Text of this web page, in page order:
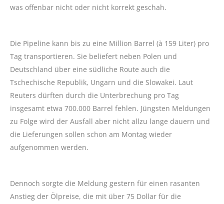
was offenbar nicht oder nicht korrekt geschah.
Die Pipeline kann bis zu eine Million Barrel (à 159 Liter) pro
Tag transportieren. Sie beliefert neben Polen und
Deutschland über eine südliche Route auch die
Tschechische Republik, Ungarn und die Slowakei. Laut
Reuters dürften durch die Unterbrechung pro Tag
insgesamt etwa 700.000 Barrel fehlen. Jüngsten Meldungen
zu Folge wird der Ausfall aber nicht allzu lange dauern und
die Lieferungen sollen schon am Montag wieder
aufgenommen werden.
Dennoch sorgte die Meldung gestern für einen rasanten
Anstieg der Ölpreise, die mit über 75 Dollar für die